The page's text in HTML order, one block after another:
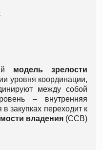
модель зрелости
уровня координации,
между собой
– внутренняя
закупках переходит к
владения (ССВ)